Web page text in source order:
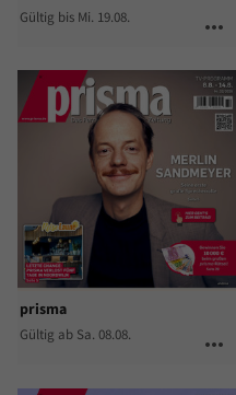
Gültig bis Mi. 19.08. more_horiz
prisma
Gültig ab Sa. 08.08. more_horiz